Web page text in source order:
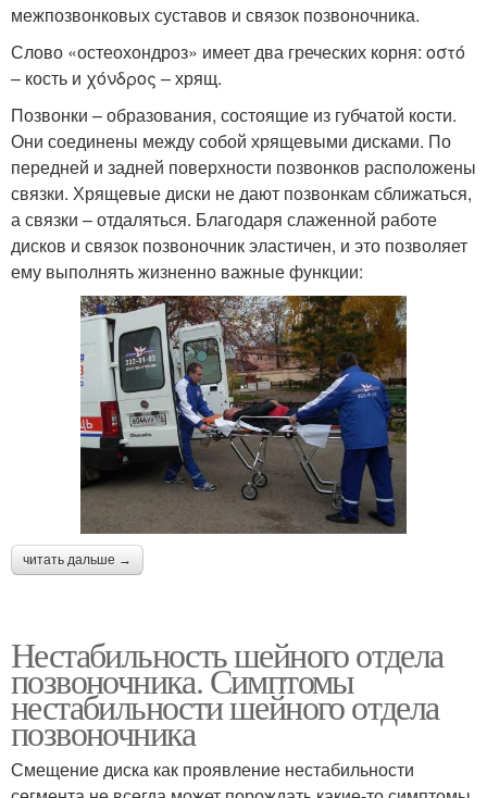
межпозвонковых суставов и связок позвоночника.
Слово «остеохондроз» имеет два греческих корня: οστό
– кость и χόνδρος – хрящ.
Позвонки – образования, состоящие из губчатой кости.
Они соединены между собой хрящевыми дисками. По
передней и задней поверхности позвонков расположены
связки. Хрящевые диски не дают позвонкам сближаться,
а связки – отдаляться. Благодаря слаженной работе
дисков и связок позвоночник эластичен, и это позволяет
ему выполнять жизненно важные функции:
читать дальше →
Нестабильность шейного отдела
позвоночника. Симптомы
нестабильности шейного отдела
позвоночника
Смещение диска как проявление нестабильности